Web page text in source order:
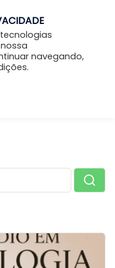
Entrar
navegando,